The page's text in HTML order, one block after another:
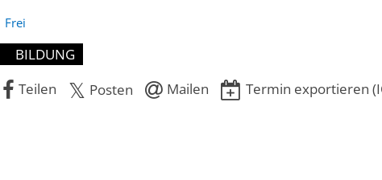
Frei
BILDUNG
Teilen
Posten Mailen Termin exportieren